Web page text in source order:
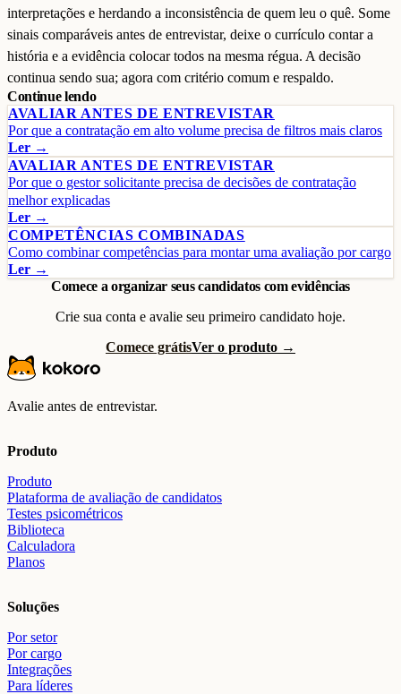
interpretações e herdando a inconsistência de quem leu o quê. Some
sinais comparáveis antes de entrevistar, deixe o currículo contar a
história e a evidência colocar todos na mesma régua. A decisão
continua sendo sua; agora com critério comum e respaldo.
Continue lendo
AVALIAR ANTES DE ENTREVISTAR
Por que a contratação em alto volume precisa de filtros mais claros
Ler →
AVALIAR ANTES DE ENTREVISTAR
Por que o gestor solicitante precisa de decisões de contratação
melhor explicadas
Ler →
COMPETÊNCIAS COMBINADAS
Como combinar competências para montar uma avaliação por cargo
Ler →
Comece a organizar seus candidatos com evidências
Crie sua conta e avalie seu primeiro candidato hoje.
Comece grátisVer o produto →
Avalie antes de entrevistar.
Produto
Produto
Plataforma de avaliação de candidatos
Testes psicométricos
Biblioteca
Calculadora
Planos
Soluções
Por setor
Por cargo
Integrações
Para líderes